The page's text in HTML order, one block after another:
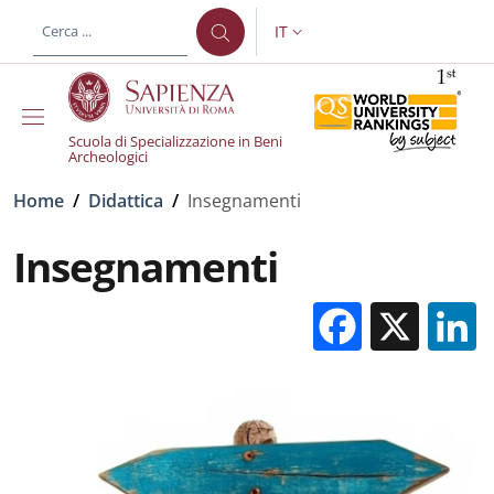
al contenuto principale
SELETTORE LINGUA:
IT
Scuola di Specializzazione in Beni
Archeologici
Briciole di pane
Home / Didattica / Insegnamenti
Insegnamenti
X